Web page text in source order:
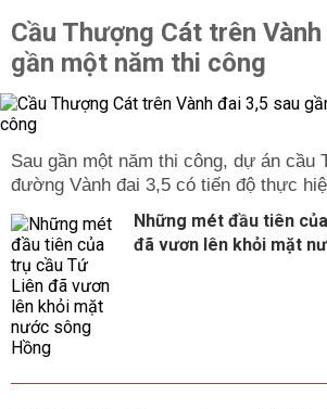
Cầu Thượng Cát trên
gần một năm thi công
Sau gần một năm thi công, dự án cầu
đường Vành đai 3,5 có tiến độ thực
Những mét đầu tiên
đã vươn lên khỏi mặt